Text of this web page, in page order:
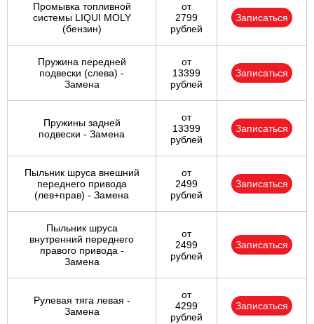
Промывка топливной
системы LIQUI MOLY
(бензин)
от
2799
рублей
Записаться
Пружина передней
подвески (слева) -
Замена
от
13399
рублей
Записаться
Пружины задней
подвески - Замена
от
13399
рублей
Записаться
Пыльник шруса внешний
переднего привода
(лев+прав) - Замена
от
2499
рублей
Записаться
Пыльник шруса
внутренний переднего
правого привода -
Замена
от
2499
рублей
Записаться
Рулевая тяга левая -
Замена
от
4299
рублей
Записаться